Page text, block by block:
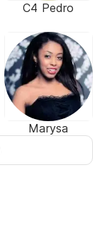
C4 Pedro
Marysa